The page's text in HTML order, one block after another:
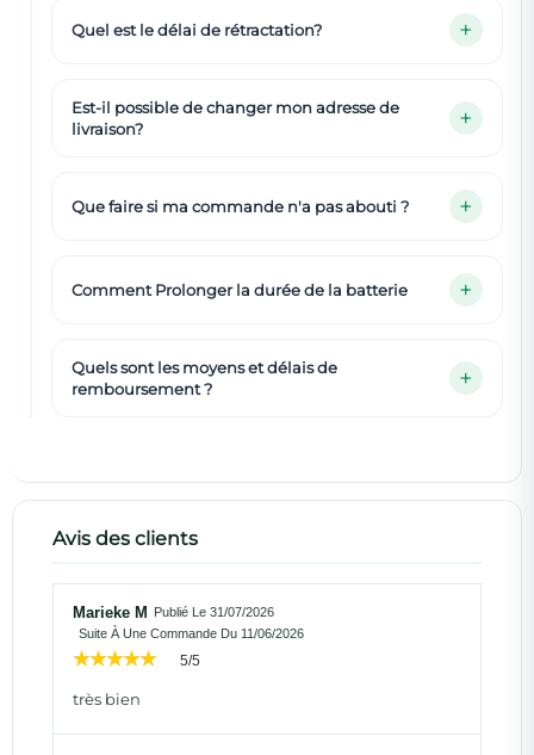
Quel est le délai de rétractation?
Est-il possible de changer mon adresse de
livraison?
Que faire si ma commande n'a pas abouti ?
Comment Prolonger la durée de la batterie
Quels sont les moyens et délais de
remboursement ?
Avis des clients
Marieke M
Publié Le 31/07/2026
Suite À Une Commande Du 11/06/2026
5/5
très bien